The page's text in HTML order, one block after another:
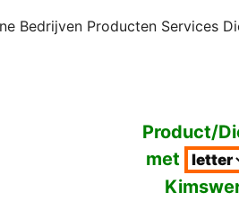
Bedrijven Producten Services
Product/
met